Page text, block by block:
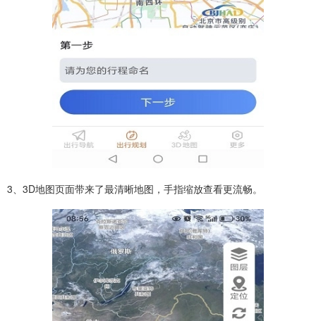
3、3D地图页面带来了最清晰地图，手指缩放查看更流畅。